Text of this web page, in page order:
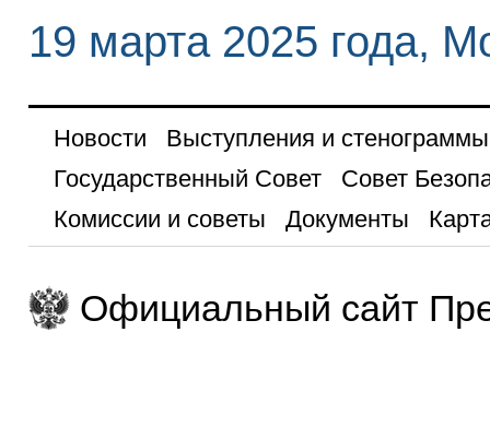
19 марта 2025 года,
Новости
Выступления и стенограммы
Государственный Совет
Совет
Комиссии и советы
Документы
Официальный сайт